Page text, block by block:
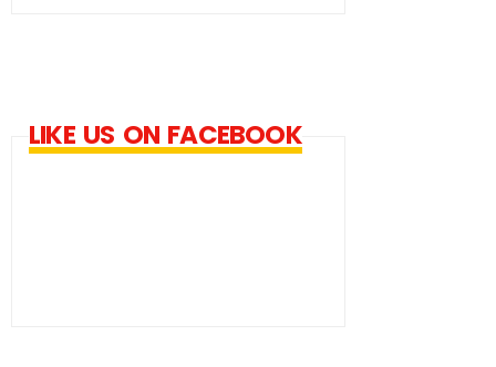
LIKE US ON FACEBOOK